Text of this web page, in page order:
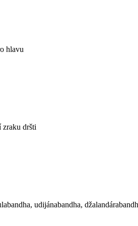
hlavu
zraku dršti
udijánabandha,